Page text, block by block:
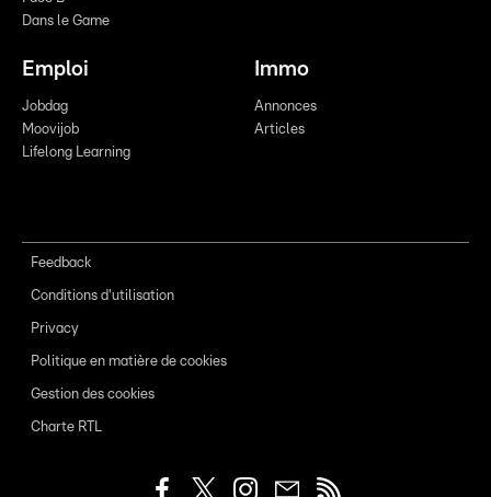
Dans le Game
Emploi
Jobdag
Moovijob
Lifelong Learning
Immo
Annonces
Articles
Feedback
Conditions d'utilisation
Privacy
Politique en matière de cookies
Gestion des cookies
Charte RTL